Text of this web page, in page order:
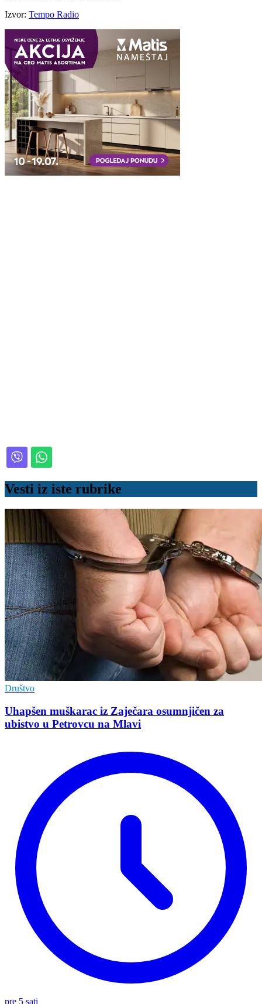
Izvor: Tempo Radio
Vesti iz iste rubrike
Društvo
Uhapšen muškarac iz Zaječara osumnjičen za
ubistvo u Petrovcu na Mlavi
pre 5 sati